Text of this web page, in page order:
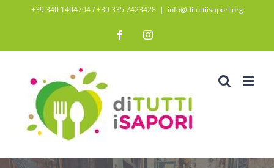
contenuto
+39 340 1404704 / ‭+39 335 7423428‬ | info@dituttiisapori.org
FacebookInstagram